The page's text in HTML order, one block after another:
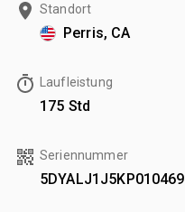
Standort
Perris, CA
Laufleistung
175 Std
Seriennummer
5DYALJ1J5KP010469